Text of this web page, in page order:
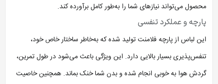
محصول می‌تواند نیازهای شما را به‌طور کامل برآورده کند.
پارچه و عملکرد تنفسی
این لباس از پارچه فلامنت تولید شده که به‌خاطر ساختار خاص خود،
تنفس‌پذیری بسیار بالایی دارد. این ویژگی باعث می‌شود در طول تمرین،
گردش هوا به خوبی انجام شده و بدن شما خنک بماند. همچنین خاصیت